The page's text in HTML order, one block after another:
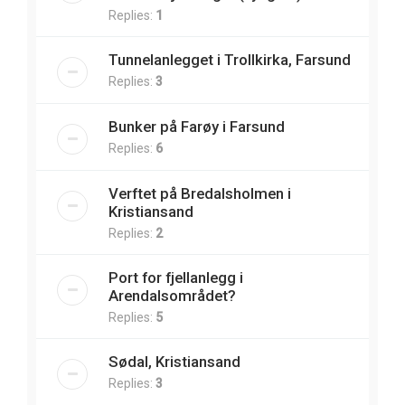
Replies: 1
Tunnelanlegget i Trollkirka, Farsund
Replies: 3
Bunker på Farøy i Farsund
Replies: 6
Verftet på Bredalsholmen i
Kristiansand
Replies: 2
Port for fjellanlegg i
Arendalsområdet?
Replies: 5
Sødal, Kristiansand
Replies: 3